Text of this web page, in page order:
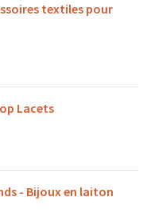
textiles pour
Lacets
- Bijoux en laiton